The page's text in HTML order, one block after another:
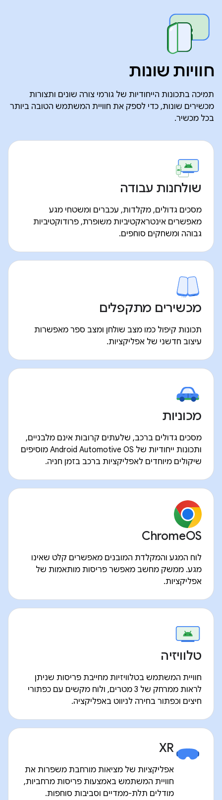
חוויות שונות
תמיכה בתכונות הייחודיות של גורמי צורה שונים ותצורות
מכשירים שונות, כדי לספק את חוויית המשתמש הטובה ביותר
בכל מכשיר.
שולחנות עבודה
מסכים גדולים, מקלדות, עכברים ומשטחי מגע
מאפשרים אינטראקטיביות משופרת, פרודוקטיביות
גבוהה ומשחקים סוחפים.
מכשירים מתקפלים
תכונות קיפול כמו מצב שולחן ומצב ספר מאפשרות
עיצוב חדשני של אפליקציות.
מכוניות
מסכים גדולים ברכב, שלעתים קרובות אינם מלבניים,
ותכונות ייחודיות של Android Automotive OS מוסיפים
שיקולים מיוחדים לאפליקציות ברכב בזמן חניה.
ChromeOS
לוח המגע והמקלדת המובנים מאפשרים קלט שאינו
מגע. ממשק מחשב מאפשר פריסות מותאמות של
אפליקציות.
טלוויזיה
חוויית המשתמש בטלוויזיות מחייבת פריסות שניתן
לראות ממרחק של 3 מטרים, ולוח מקשים עם כפתורי
חיצים וכפתור בחירה לניווט באפליקציה.
XR
אפליקציות של מציאות מורחבת משפרות את
חוויית המשתמש באמצעות פריסות מרחביות,
מודלים תלת-ממדיים וסביבות סוחפות.